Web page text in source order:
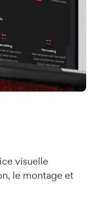
visuelle
le montage et